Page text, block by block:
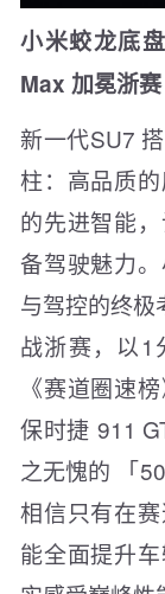
小米蛟龙底
Max 加冕浙
新一代SU7
柱：高品质
的先进智能
备驾驶魅力
与驾控的终
战浙赛，以1
《赛道圈速
保时捷 911
之无愧的 「
相信只有在
能全面提升